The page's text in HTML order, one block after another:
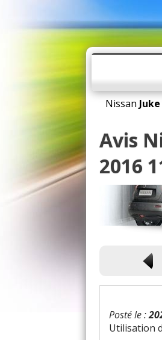
Nissan Juke
Avis
2016
Posté le :
Utilisation